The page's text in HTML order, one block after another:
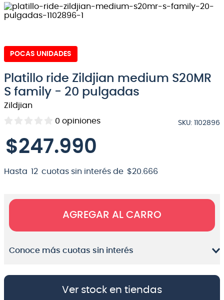
POCAS UNIDADES
Platillo ride Zildjian medium S20MR
S family - 20 pulgadas
Zildjian
0 opiniones SKU: 1102896
$247.990
Hasta 12 cuotas sin interés de $20 666
AGREGAR AL CARRO
Conoce más cuotas sin interés
Ver stock en tiendas
2.
bajo
3.
5.
amplificador
6.
guitarra
7.
teclado
8.
bateria
10. violin